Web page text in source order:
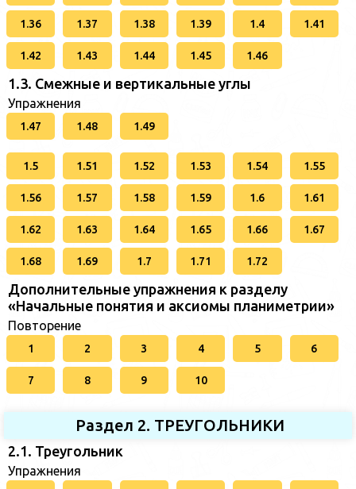
1.36 1.37 1.38 1.39 1.4 1.41
1.42 1.43 1.44 1.45 1.46
1.3. Смежные и вертикальные углы
Упражнения
1.47 1.48 1.49
1.5 1.51 1.52 1.53 1.54 1.55
1.56 1.57 1.58 1.59 1.6 1.61
1.62 1.63 1.64 1.65 1.66 1.67
1.68 1.69 1.7 1.71 1.72
Дополнительные упражнения к разделу
«Начальные понятия и аксиомы планиметрии»
Повторение
1 2 3 4 5 6
7 8 9 10
Раздел 2. ТРЕУГОЛЬНИКИ
2.1. Треугольник
Упражнения